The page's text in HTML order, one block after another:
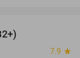
7.9 star